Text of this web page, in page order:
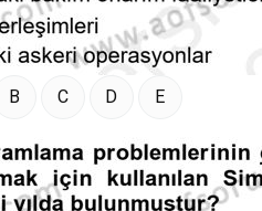
B C D E